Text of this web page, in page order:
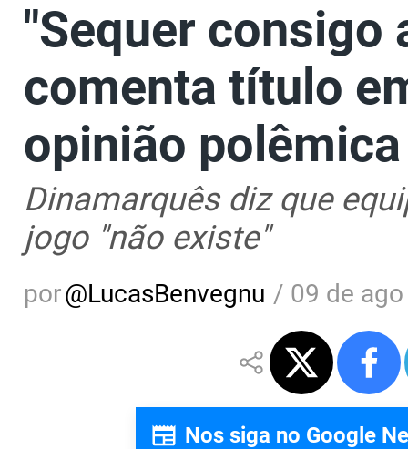
"Sequer consigo
comenta título
opinião
Dinamarquês diz que
jogo "não existe"
por@LucasBenvegnu / 09 de
Nos siga no Google